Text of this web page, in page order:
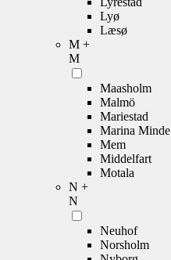
Lyø
Læsø
M +
M
Maasholm
Malmö
Mariestad
Marina Minde
Mem
Middelfart
Motala
N +
N
Neuhof
Norsholm